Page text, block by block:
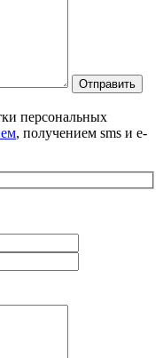
персональных
, получением sms и e-